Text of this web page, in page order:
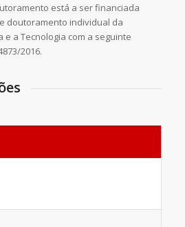
está a ser financiada
doutoramento individual da
e a Tecnologia com a seguinte
2016.